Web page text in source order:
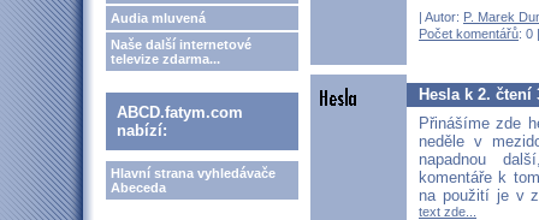
Audia mluvená
Naše další internetové
televize zdarma...
ABCD.fatym.com
nabízí:
Hlavní strana vyhledávače
Abeceda
| Autor: P. Marek
Počet komentářů: 0
Hesla k 2.
Přinášíme zde
neděle v
napadnou
komentáře k
na použití je v
text zde...